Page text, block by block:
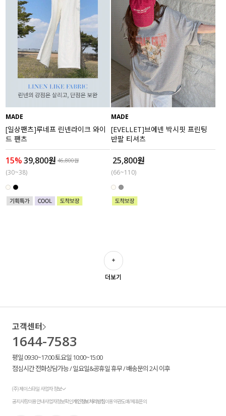
MADE
[일상팬츠]루네프 린넨라이크 와이
드 팬츠
15%39,800원 46,800원
(30~38)
MADE
[EVELLET]브에넨 박시핏 프린팅
반팔 티셔츠
25,800원
(66~110)
더보기
고객센터
1644-7583
평일 09:30~17:00 토요일 10:00~15:00
점심시간 전화상담가능 / 일요일&공휴일 휴무 / 배송문의 2시 이후
(주) 제이스타일 사업자 정보
공지사항이용안내사업자정보확인개인정보처리방침이용약관도매/제휴문의